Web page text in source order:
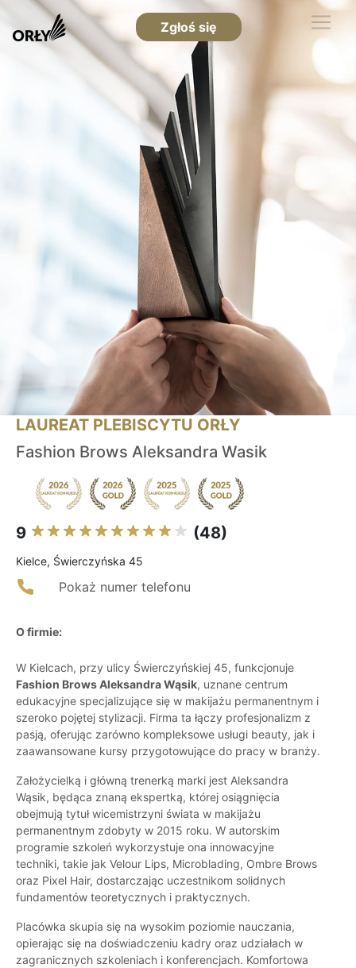
Zgłoś się
LAUREAT PLEBISCYTU ORŁY
Fashion Brows Aleksandra Wasik
9 (48)
Kielce, Świerczyńska 45
Pokaż numer telefonu
O firmie:
W Kielcach, przy ulicy Świerczyńskiej 45, funkcjonuje
Fashion Brows Aleksandra Wąsik, uznane centrum
edukacyjne specjalizujące się w makijażu permanentnym i
szeroko pojętej stylizacji. Firma ta łączy profesjonalizm z
pasją, oferując zarówno kompleksowe usługi beauty, jak i
zaawansowane kursy przygotowujące do pracy w branży.
Założycielką i główną trenerką marki jest Aleksandra
Wąsik, będąca znaną ekspertką, której osiągnięcia
obejmują tytuł wicemistrzyni świata w makijażu
permanentnym zdobyty w 2015 roku. W autorskim
programie szkoleń wykorzystuje ona innowacyjne
techniki, takie jak Velour Lips, Microblading, Ombre Brows
oraz Pixel Hair, dostarczając uczestnikom solidnych
fundamentów teoretycznych i praktycznych.
Placówka skupia się na wysokim poziomie nauczania,
opierając się na doświadczeniu kadry oraz udziałach w
zagranicznych szkoleniach i konferencjach. Komfortowa